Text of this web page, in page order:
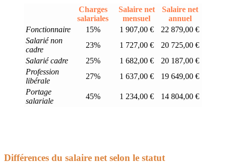
Charges
salariales
Salaire net
mensuel
Salaire net
annuel
Fonctionnaire
15% 1 907,00 €
22 879,00 €
Salarié non
cadre
23% 1 727,00 €
20 725,00 €
Salarié cadre
25% 1 682,00 €
20 187,00 €
Profession
libérale
27% 1 637,00 €
19 649,00 €
Portage
salariale
45% 1 234,00 € 14 804,00 €
Différences du salaire net selon le statut